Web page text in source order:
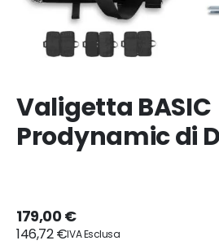
images
Valigetta BASIC
Prodynamic di
179,00 €
146,72 €